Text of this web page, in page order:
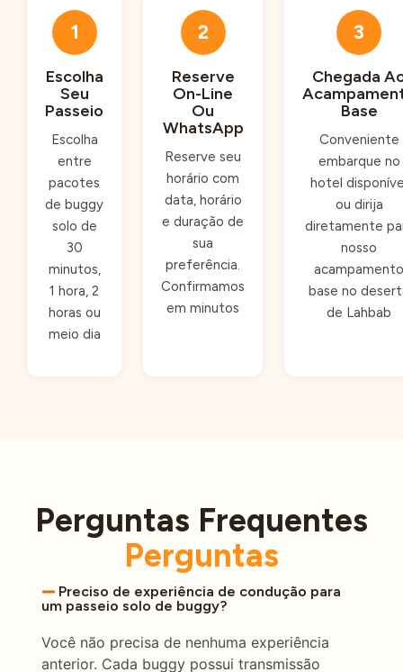
1
Escolha
Seu
Passeio
Escolha
entre
pacotes
de buggy
solo de
30
minutos,
1 hora, 2
horas ou
meio dia
2
Reserve
On-Line
Ou
WhatsApp
Reserve seu
horário com
data, horário
e duração de
sua
preferência.
Confirmamos
em minutos
3
Chegada
Base
Conveniente
embarque no
hotel
ou dirija
diretamente
nosso
acampamento
base no
de Lahbab
Perguntas Frequentes
Perguntas
Preciso de experiência de condução para
um passeio solo de buggy?
Você não precisa de nenhuma experiência
anterior. Cada buggy possui transmissão